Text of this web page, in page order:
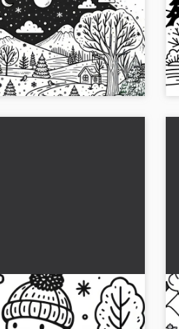
ağaçlarla boyama
Ocak ayında çıplak
olarak. Gerekli değil.
kalın kış montu ve
yapan çocuk: